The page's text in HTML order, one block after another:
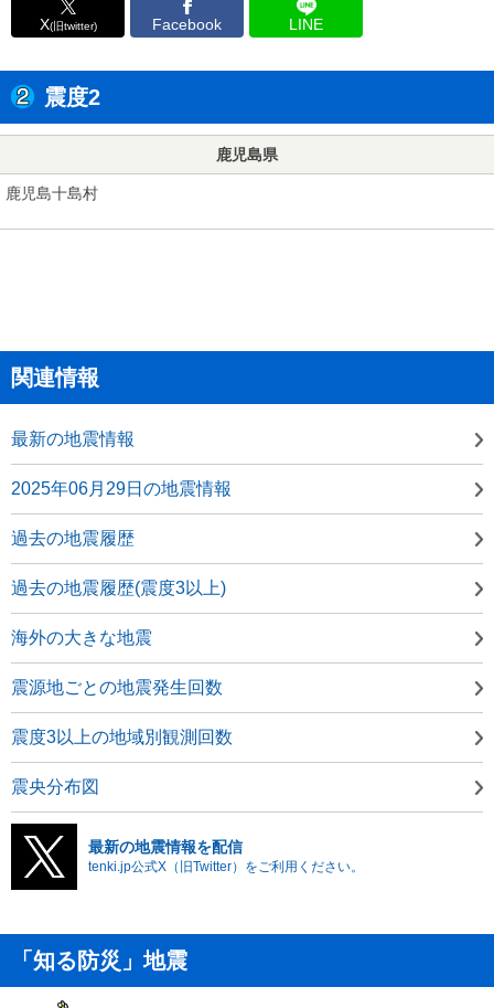
X(旧twitter) Facebook LINE
震度2
鹿児島県
鹿児島十島村
関連情報
最新の地震情報
2025年06月29日の地震情報
過去の地震履歴
過去の地震履歴(震度3以上)
海外の大きな地震
震源地ごとの地震発生回数
震度3以上の地域別観測回数
震央分布図
最新の地震情報を配信
tenki.jp公式X（旧Twitter）をご利用ください。
「知る防災」地震